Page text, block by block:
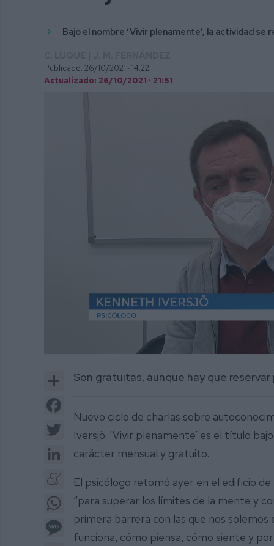
Bajo el nombre ‘Vivir plenamente’, la actividad se
Publicado: 26/10/2021 · 14:22
Actualizado: 26/10/2021 · 21:51
2
minutes,
22
seconds
Share
Twitter
LinkedIn
WhatsApp
Message
Son gratuitas, aunque hay que reservar
Nuevo ciclo de charlas sobre
Iversjö. ‘Vivir plenamente’ es el título
carácter mensual y gratuito.
El psicólogo retomó ayer en el edificio
“para superar los límites de la mente y
primera barrera con las que nos
funciona, cómo piensa, cómo siente y